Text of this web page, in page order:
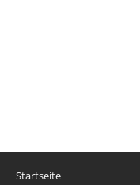
Startseite